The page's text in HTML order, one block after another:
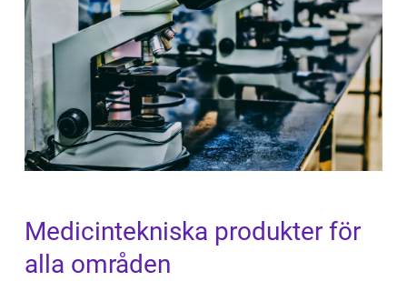
Medicintekniska produkter för
alla områden